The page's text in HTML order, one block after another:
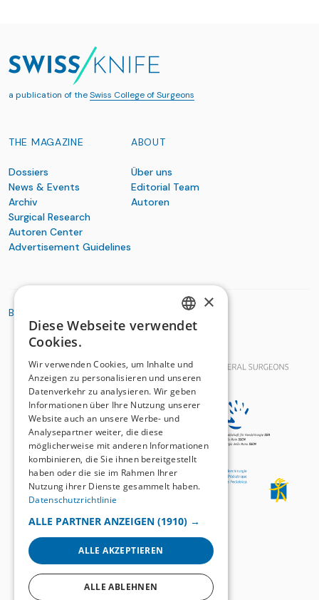
a publication of theSwiss College of Surgeons
THE MAGAZINE
Dossiers
News & Events
Archiv
Surgical Research
Autoren Center
Advertisement Guidelines
ABOUT
Über uns
Editorial Team
Autoren
BASIC ORGANIZATIONS
GERMAN
×
Diese Webseite verwendet
Cookies.
Wir verwenden Cookies, um Inhalte und
Anzeigen zu personalisieren und unseren
Datenverkehr zu analysieren. Wir geben
Informationen über Ihre Nutzung unserer
Website auch an unsere Werbe- und
Analysepartner weiter, die diese
möglicherweise mit anderen Informationen
kombinieren, die Sie ihnen bereitgestellt
haben oder die sie im Rahmen Ihrer
Nutzung ihrer Dienste gesammelt haben.
Datenschutzrichtlinie
ALLE PARTNER ANZEIGEN (1910) →
ALLE AKZEPTIEREN
ALLE ABLEHNEN